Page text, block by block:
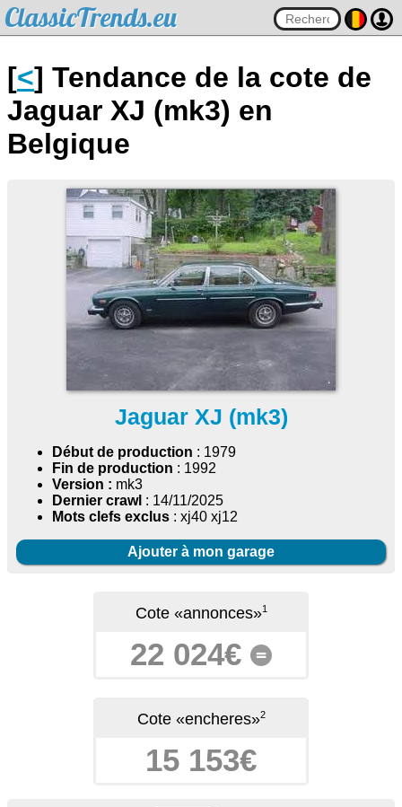
ClassicTrends.eu
[<] Tendance de la cote de
Jaguar XJ (mk3) en
Belgique
Jaguar XJ (mk3)
Début de production : 1979
Fin de production : 1992
Version : mk3
Dernier crawl : 14/11/2025
Mots clefs exclus : xj40 xj12
Ajouter à mon garage
Cote «annonces»1
22 024€ =
Cote «encheres»2
15 153€